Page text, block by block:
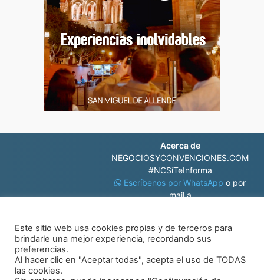
Acerca de
NEGOCIOSYCONVENCIONES.COM
#NCSíTeInforma
Escríbenos por WhatsAppo por
mail a
Este sitio web usa cookies propias y de terceros para
brindarle una mejor experiencia, recordando sus
preferencias.
Al hacer clic en "Aceptar todas", acepta el uso de TODAS
las cookies.